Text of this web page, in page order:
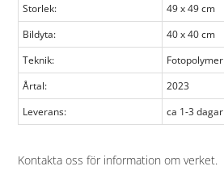
Storlek:
49 x 49 cm
Bildyta:
40 x 40 cm
Teknik:
Fotopolymer
Årtal:
2023
Leverans:
ca 1-3 dagar
Kontakta oss för information om verket.